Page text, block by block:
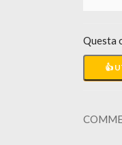
Questa
👍